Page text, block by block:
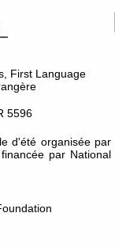
First Language
5596
d'été organisée par
par National